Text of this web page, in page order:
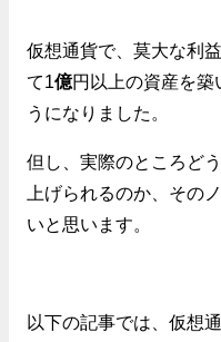
仮想通貨で、莫大な利
て1 億円以上の資産を築
うになりました。
但し、実際のところど
上げられるのか、その
いと思います。
以下の記事では、仮想